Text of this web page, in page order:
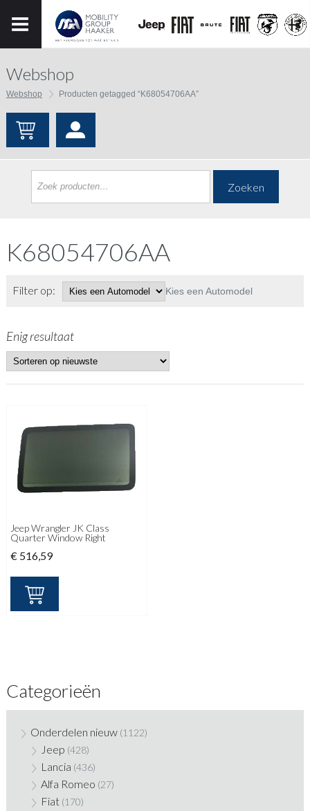
Webshop
Webshop Producten getagged “K68054706AA”
Zoeken
K68054706AA
Filter op: Kies een Automodel
Enig resultaat
Jeep Wrangler JK Class
Quarter Window Right
€ 516,59
Categorieën
Onderdelen nieuw (1122)
Jeep (428)
Lancia (436)
Alfa Romeo (27)
Fiat (170)